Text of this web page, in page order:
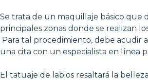
Se trata de un maquillaje básico que
principales zonas donde se realizan
Para tal procedimiento, debe acudir
una cita con un especialista en línea
El tatuaje de labios resaltará la